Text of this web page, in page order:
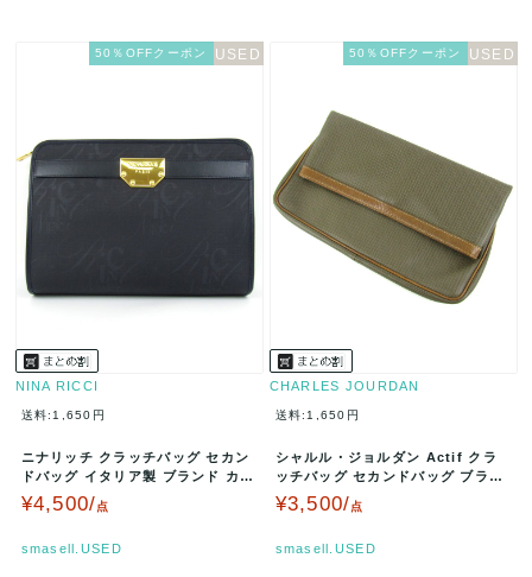
50％OFFクーポン
NINA RICCI
送料:1,650円
ニナリッチ クラッチバッグ セカン
ドバッグ イタリア製 ブランド カバ
ン 鞄 レディース ネイビー …
¥4,500/点
smasell.USED
50％OFFクーポン
CHARLES JOURDAN
送料:1,650円
シャルル・ジョルダン Actif クラ
ッチバッグ セカンドバッグ ブラン
ド カバン 鞄 メンズ ブラ…
¥3,500/点
smasell.USED